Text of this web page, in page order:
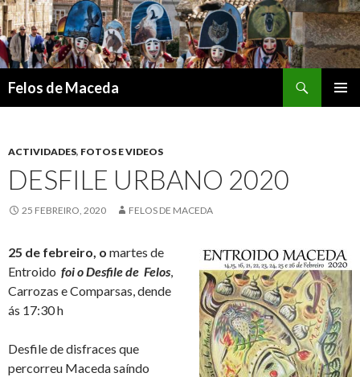
Felos de Maceda
ACTIVIDADES, FOTOS E VIDEOS
DESFILE URBANO 2020
25 FEBREIRO, 2020 FELOS DE MACEDA
25 de febreiro, o martes de
Entroido foi o Desfile de Felos,
Carrozas e Comparsas, dende
ás 17:30 h
Desfile de disfraces que
percorreu Maceda saíndo